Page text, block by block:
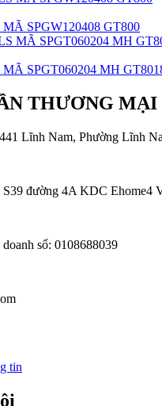
SPGW120408 GT800
SPGT060204 MH
THƯƠNG
Lĩnh Nam, Phường Lĩnh
S39 đường 4A KDC Ehome4
số: 0108688039
tin